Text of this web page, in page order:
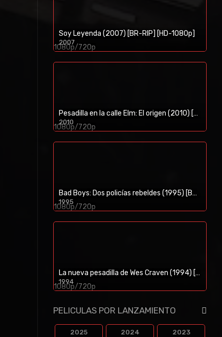
Soy Leyenda (2007) [BR-RIP] [HD-1080p]
2007
1080p/720p
Pesadilla en la calle Elm: El origen (2010) [BR-RIP] [HD-1080p]
2010
1080p/720p
Bad Boys: Dos policías rebeldes (1995) [BR-RIP] [HD-1080p]
1995
1080p/720p
La nueva pesadilla de Wes Craven (1994) [BR-RIP] [HD-1080p]
1994
1080p/720p
PELICULAS POR LANZAMIENTO
2025 2024 2023